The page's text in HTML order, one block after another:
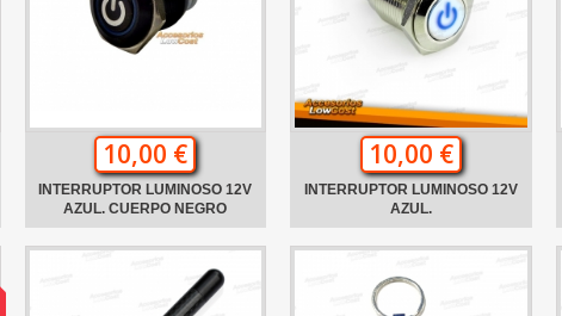
10,00 €
INTERRUPTOR LUMINOSO 12V
AZUL. CUERPO NEGRO
10,00 €
INTERRUPTOR LUMINOSO 12V
AZUL.